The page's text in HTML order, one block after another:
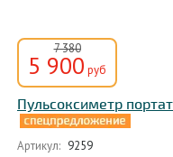
7 380
5 900 руб
Пульсоксиметр
Артикул: 9259